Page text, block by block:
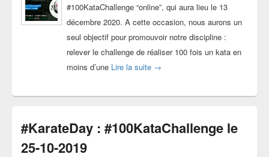
#100KataChallenge “online”, qui aura lieu le 13
décembre 2020. A cette occasion, nous aurons un
seul objectif pour promouvoir notre discipline :
relever le challenge de réaliser 100 fois un kata en
moins d’une Lire la suite #100KataChallenge “online” le
→
#KarateDay : #100KataChallenge le
25-10-2019